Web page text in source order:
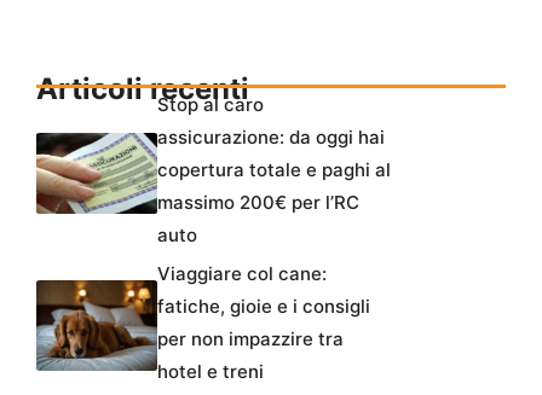
Articoli recenti
Stop al caro
assicurazione: da oggi hai
copertura totale e paghi al
massimo 200€ per l’RC
auto
Viaggiare col cane:
fatiche, gioie e i consigli
per non impazzire tra
hotel e treni